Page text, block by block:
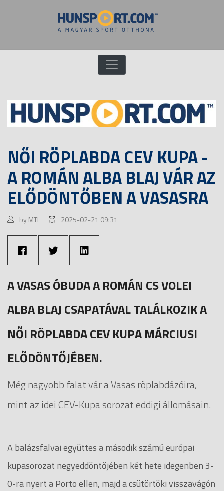
NŐI RÖPLABDA CEV KUPA -
A ROMÁN ALBA BLAJ VÁR AZ
ELŐDÖNTŐBEN A VASASRA
by MTI 2025-02-21 09:31
A VASAS ÓBUDA A ROMÁN CS VOLEI
ALBA BLAJ CSAPATÁVAL TALÁLKOZIK A
NŐI RÖPLABDA CEV KUPA MÁRCIUSI
ELŐDÖNTŐJÉBEN.
Még nagyobb falat vár a Vasas röplabdázóira,
mint az idei CEV-Kupa sorozat eddigi állomásain.
A balázsfalvai együttes a második számú európai
kupasorozat negyeddöntőjében két hete idegenben 3-
0-ra nyert a Porto ellen, majd a csütörtöki visszavágón